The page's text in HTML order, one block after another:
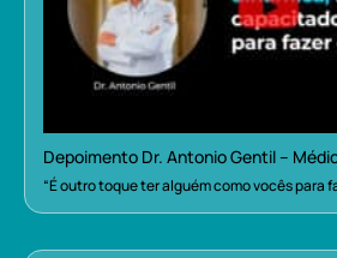
Depoimento Dr. Antonio Gentil –
“É outro toque ter alguém como vocês para